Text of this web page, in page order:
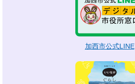
加西市公式LINE